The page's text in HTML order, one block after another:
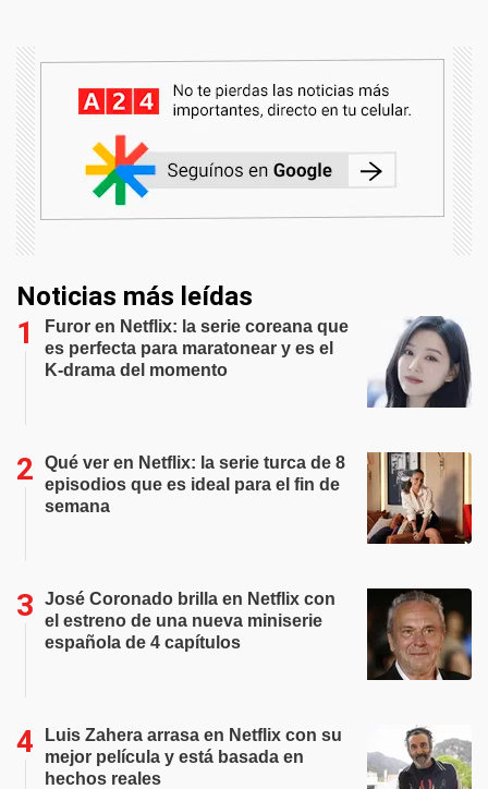
Noticias más leídas
Furor en Netflix: la serie coreana que
es perfecta para maratonear y es el
K-drama del momento
Qué ver en Netflix: la serie turca de 8
episodios que es ideal para el fin de
semana
José Coronado brilla en Netflix con
el estreno de una nueva miniserie
española de 4 capítulos
Luis Zahera arrasa en Netflix con su
mejor película y está basada en
hechos reales